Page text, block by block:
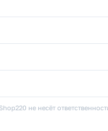
не несёт